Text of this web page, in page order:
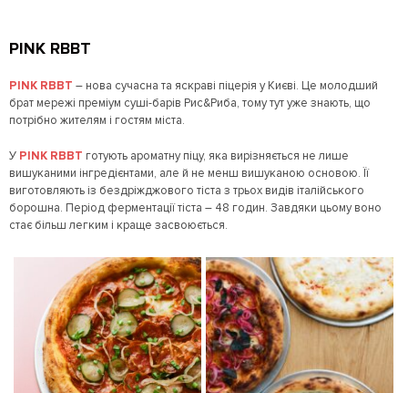
PINK RBBT
PINK RBBT – нова сучасна та яскраві піцерія у Києві. Це молодший
брат мережі преміум суші-барів Рис&Риба, тому тут уже знають, що
потрібно жителям і гостям міста.
У PINK RBBT готують ароматну піцу, яка вирізняється не лише
вишуканими інгредієнтами, але й не менш вишуканою основою. Її
виготовляють із бездріжджового тіста з трьох видів італійського
борошна. Період ферментації тіста – 48 годин. Завдяки цьому воно
стає більш легким і краще засвоюється.